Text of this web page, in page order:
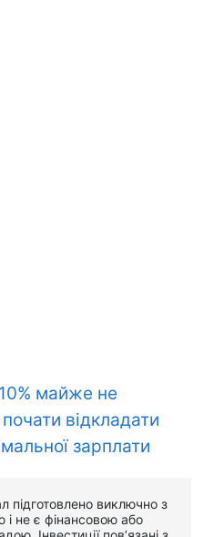
майже не
відкладати
зарплати
підготовлено виключно з
не є фінансовою або